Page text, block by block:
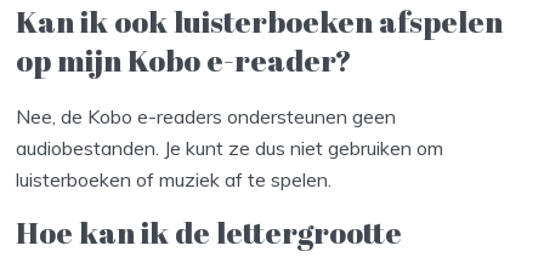
Kan ik ook luisterboeken afspelen
op mijn Kobo e-reader?
Nee, de Kobo e-readers ondersteunen geen
audiobestanden. Je kunt ze dus niet gebruiken om
luisterboeken of muziek af te spelen.
Hoe kan ik de lettergrootte